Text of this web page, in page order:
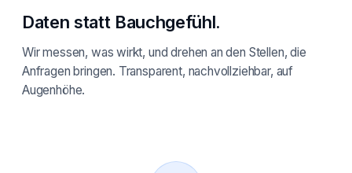
Daten statt Bauchgefühl.
Wir messen, was wirkt, und drehen an den Stellen, die
Anfragen bringen. Transparent, nachvollziehbar, auf
Augenhöhe.